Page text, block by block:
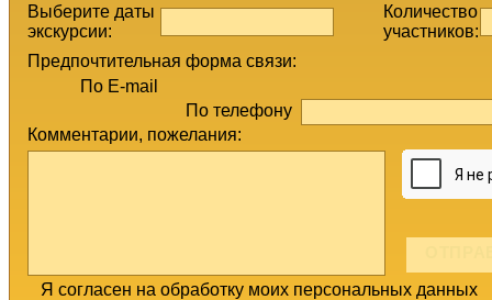
Выберите даты
экскурсии:
Количество
участников:
Предпочтительная форма связи:
По E-mail
По телефону
Комментарии, пожелания:
Я согласен на обработку моих персональных данных